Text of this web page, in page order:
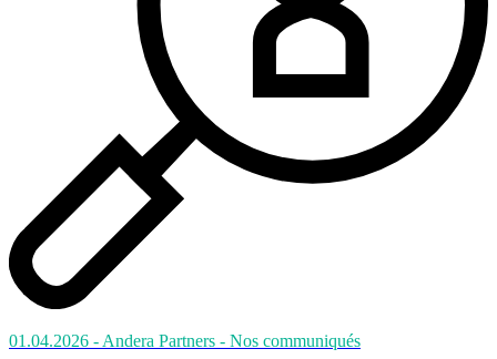
01.04.2026 - Andera Partners - Nos communiqués